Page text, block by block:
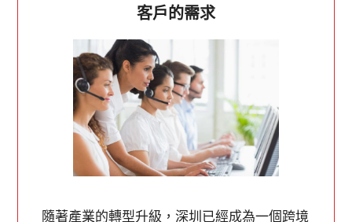
客戶的需求
隨著產業的轉型升級，深圳已經成為一個跨境